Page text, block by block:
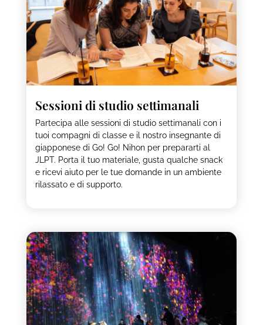
Sessioni di studio settimanali
Partecipa alle sessioni di studio settimanali con i
tuoi compagni di classe e il nostro insegnante di
giapponese di Go! Go! Nihon per prepararti al
JLPT. Porta il tuo materiale, gusta qualche snack
e ricevi aiuto per le tue domande in un ambiente
rilassato e di supporto.